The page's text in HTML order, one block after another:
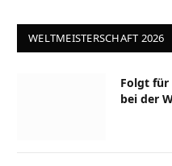
WELTMEISTERSCHAFT 2026
Folgt für
bei der